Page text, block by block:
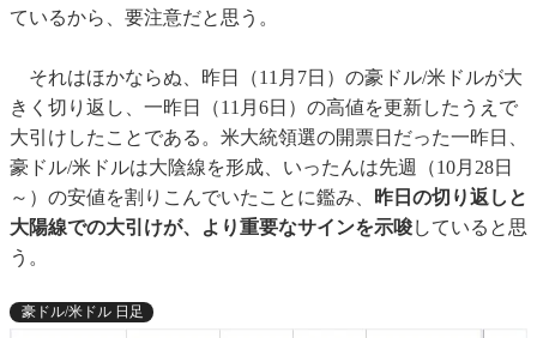
ているから、要注意だと思う。
それはほかならぬ、昨日（11月7日）の豪ドル/米ドルが大
きく切り返し、一昨日（11月6日）の高値を更新したうえで
大引けしたことである。米大統領選の開票日だった一昨日、
豪ドル/米ドルは大陰線を形成、いったんは先週（10月28日
～）の安値を割りこんでいたことに鑑み、 昨日の切り返しと
大陽線での大引けが、より重要なサインを示唆していると思
う。
豪ドル/米ドル 日足